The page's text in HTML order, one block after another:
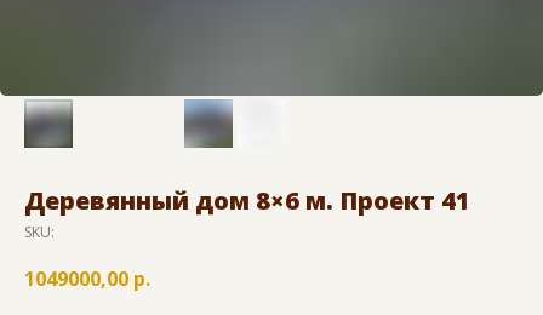
Деревянный дом 8×6 м. Проект 41
SKU:
1049000,00 р.